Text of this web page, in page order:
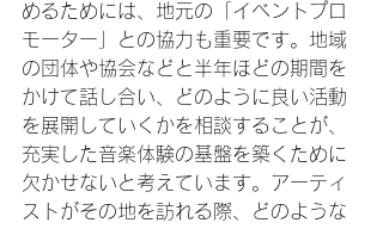
めるためには、地元の「イベントプロ
モーター」との協力も重要です。地域
の団体や協会などと半年ほどの期間を
かけて話し合い、どのように良い活動
を展開していくかを相談することが、
充実した音楽体験の基盤を築くために
欠かせないと考えています。アーティ
ストがその地を訪れる際、どのような